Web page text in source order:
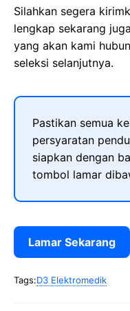
Silahkan segera
lengkap sekarang
yang akan kami
seleksi selanjutnya.
Pastikan semua
persyaratan
siapkan dengan
tombol lamar
Lamar Sekarang
Tags:D3 Elektromedik